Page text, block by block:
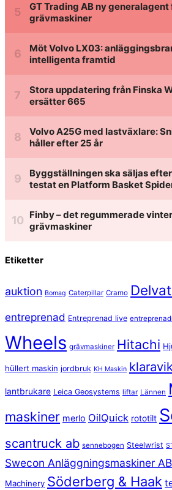
GT Trading AB ny
grävmaskiner
Möt Volvo LX03:
intelligenta framtid
Stora uppdatering från Finska
ersätter 665
Volvo A25G med lastväxlare:
håller efter 25 år
Byggställningen ska säljas
testat en Platform Basket
Finby – det regummerade
grävmaskiner
Etiketter
auktion Bomag Caterpillar Cramo
entreprenad Entreprenad live
Wheels grävmaskiner Hitachi
hüllert maskin jordbruk KH Maskin
lantbrukare Leica Geosystems liftar Lännen
maskiner merlo OilQuick rototilt
scantruck ab sennebogen Steelwrist
Swecon Anläggningsmaskiner AB
Machinery Söderberg & Haak